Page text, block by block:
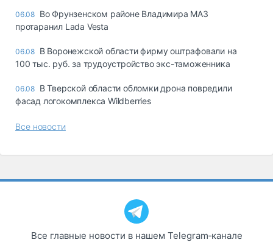
06.08 Во Фрунзенском районе Владимира МАЗ
протаранил Lada Vesta
06.08 В Воронежской области фирму оштрафовали на
100 тыс. руб. за трудоустройство экс-таможенника
06.08 В Тверской области обломки дрона повредили
фасад логокомплекса Wildberries
Все новости
Все главные новости в нашем Telegram‑канале